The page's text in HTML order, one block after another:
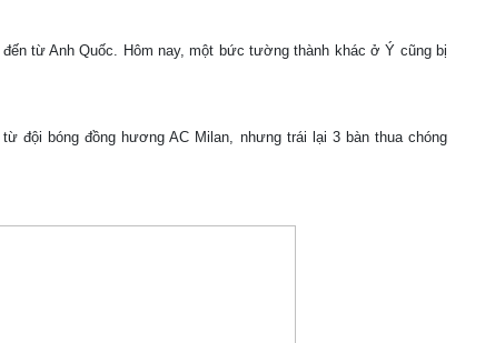
từ Anh Quốc. Hôm nay, một bức tường thành khác ở Ý cũng bị
đội bóng đồng hương AC Milan, nhưng trái lại 3 bàn thua chóng